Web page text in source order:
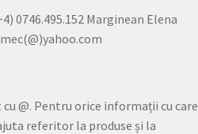
0746.495.152 Marginean Elena
@. Pentru orice informații cu care
referitor la produse și la